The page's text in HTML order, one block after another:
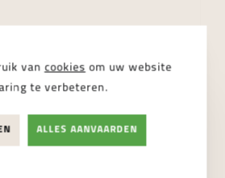
de privacy regelgeving
van cookies om uw website
te verbeteren.
ALLES AANVAARDEN